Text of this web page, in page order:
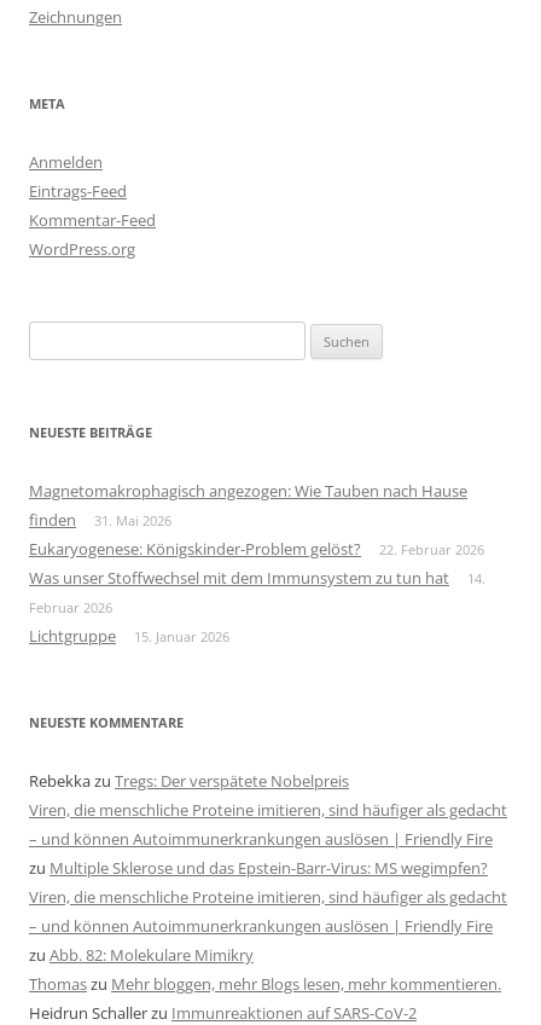
Zeichnungen
META
Anmelden
Eintrags-Feed
Kommentar-Feed
WordPress.org
nach:
NEUESTE BEITRÄGE
Magnetomakrophagisch angezogen: Wie Tauben nach Hause
finden
31. Mai 2026
Eukaryogenese: Königskinder-Problem gelöst? 22. Februar 2026
Was unser Stoffwechsel mit dem Immunsystem zu tun hat
14.
Februar 2026
Lichtgruppe 15. Januar 2026
NEUESTE KOMMENTARE
Rebekkazu Tregs: Der verspätete Nobelpreis
Viren, die menschliche Proteine imitieren, sind häufiger als gedacht
– und können Autoimmunerkrankungen auslösen | Friendly Fire
zu Multiple Sklerose und das Epstein-Barr-Virus: MS wegimpfen?
Viren, die menschliche Proteine imitieren, sind häufiger als gedacht
– und können Autoimmunerkrankungen auslösen | Friendly Fire
zu Abb. 82: Molekulare Mimikry
Thomaszu Mehr bloggen, mehr Blogs lesen, mehr kommentieren.
Heidrun Schallerzu Immunreaktionen auf SARS-CoV-2